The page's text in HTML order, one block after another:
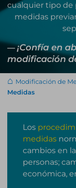
cualquier tipo
medidas
¡Confía en
modificación
Modificación de
Medidas
Los
medidas
cambios en
personas;
económica,